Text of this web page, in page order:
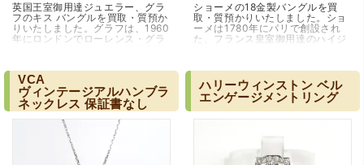
（大阪府池田市）丁寧に説明して頂き思っていたよりの金
額でした。一旦持ち帰りましたが、良い金額だったので買
取して頂きました。又、機会あれば是非利用したいです。
英国王室御用達ジュエラー、グラ
フのキス バングルを買取・質預か
りいたしました。グラフは、1960
年にロンドンでローレンス・グラ
オブ・ダイヤモ…（大阪・千里中
央）
ショーメの18金製バングルを買
取・質預かりいたしました。ショ
ーメは1780年にパリで創設され
た、フランス皇室御用達のハイジ
フィーヌの御用…（兵庫・伊丹
市）
VCA
ヴィンテージアルハンブラ
ネックレス 保証書なし
ハリーウィンストン ベル
エンゲージメントリング